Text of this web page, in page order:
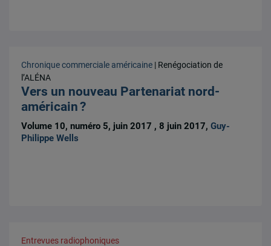
Chronique commerciale américaine | Renégociation de
l’ALÉNA
Vers un nouveau Partenariat nord-
américain ?
Volume 10, numéro 5, juin 2017 , 8 juin 2017,Guy-
Philippe Wells
Entrevues radiophoniques